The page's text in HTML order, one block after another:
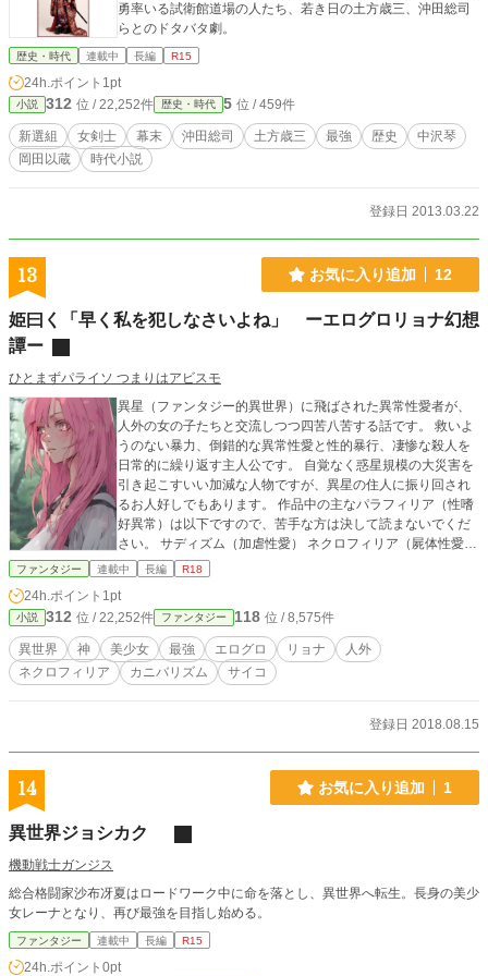
勇率いる試衛館道場の人たち、若き日の土方歳三、沖田総司
らとのドタバタ劇。
歴史・時代 連載中 長編 R15
24h.ポイント 1pt
小説 312 位 / 22,252件 歴史・時代 5 位 / 459件
新選組 女剣士 幕末 沖田総司 土方歳三 最強 歴史
中沢琴
岡田以蔵
時代小説
登録日 2013.03.22
13 お気に入り追加 12
姫曰く「早く私を犯しなさいよね」 ーエログロリョナ幻想
譚ー
ひとまずパライソ つまりはアビスモ
異星（ファンタジー的異世界）に飛ばされた異常性愛者が、
人外の女の子たちと交流しつつ四苦八苦する話です。 救いよ
うのない暴力、倒錯的な異常性愛と性的暴行、凄惨な殺人を
日常的に繰り返す主人公です。 自覚なく惑星規模の大災害を
引き起こすいい加減な人物ですが、異星の住人に振り回され
るお人好しでもあります。 作品中の主なパラフィリア（性嗜
好異常）は以下ですので、苦手な方は決して読まないでくだ
さい。 サディズム（加虐性愛） ネクロフィリア（屍体性愛）
カニバリズム（食人性愛） エロトフォノフィリア（殺人性
（強姦性愛） ミクロフィリア（矮人性愛） ※ 事前に「ご注
意と方向性」を必ずお読みください。 エログロ/リョナ 惨殺/
殺戮 美少女/人外 異界転移 陵辱/強姦/レイプ 猟奇的/拷問 処女/
非処女 鬼畜/サイコ SM/サディズム 屍姦/ネクロフィリア 食人/
カニバリズム SF/ホラー/ギャグ 切断/欠損 殺人/レイプ殺人 火
界/異星 ファンタジー/ホラー 神/魔王 美少女/人外 チートアイ
ファンタジー 連載中 長編 R18
24h.ポイント 1pt
小説 312 位 / 22,252件 ファンタジー 118 位 / 8,575件
異世界 神 美少女 最強 エログロ リョナ
人外
ネクロフィリア
カニバリズム サイコ
登録日 2018.08.15
14 お気に入り追加 1
異世界ジョシカク
機動戦士ガンジス
総合格闘家沙布冴夏はロードワーク中に命を落とし、異世界へ転生。長身の美少
女レーナとなり、再び最強を目指し始める。
ファンタジー 連載中 長編 R15
24h.ポイント 0pt